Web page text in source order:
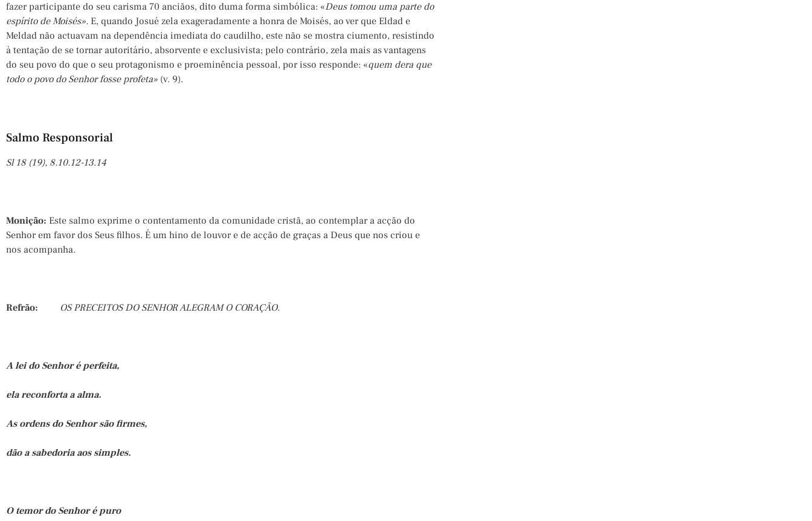
fazer participante do seu carisma 70 anciãos, dito duma forma simbólica: «Deus tomou uma parte do
espírito de Moisés». E, quando Josué zela exageradamente a honra de Moisés, ao ver que Eldad e
Meldad não actuavam na dependência imediata do caudilho, este não se mostra ciumento, resistindo
à tentação de se tornar autoritário, absorvente e exclusivista; pelo contrário, zela mais as vantagens
do seu povo do que o seu protagonismo e proeminência pessoal, por isso responde: «quem dera que
todo o povo do Senhor fosse profeta» (v. 9).
Salmo Responsorial
Sl 18 (19), 8.10.12-13.14
Monição: Este salmo exprime o contentamento da comunidade cristã, ao contemplar a acção do
Senhor em favor dos Seus filhos. É um hino de louvor e de acção de graças a Deus que nos criou e
nos acompanha.
Refrão: OS PRECEITOS DO SENHOR ALEGRAM O CORAÇÃO.
A lei do Senhor é perfeita,
ela reconforta a alma.
As ordens do Senhor são firmes,
dão a sabedoria aos simples.
O temor do Senhor é puro